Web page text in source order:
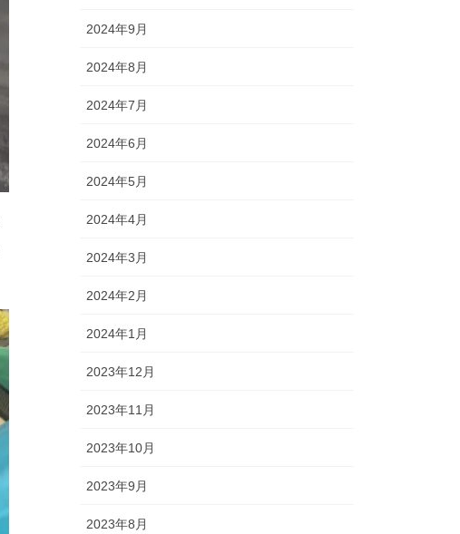
2024年9月
2024年8月
2024年7月
2024年6月
2024年5月
2024年4月
2024年3月
2024年2月
2024年1月
2023年12月
2023年11月
2023年10月
2023年9月
2023年8月